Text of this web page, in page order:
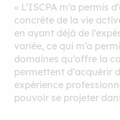
« L’ISCPA m’a permis
concrète de la vie
en ayant déjà de
variée, ce qui m’a
domaines qu’offre la
permettent d’acquérir
expérience
pouvoir se projeter